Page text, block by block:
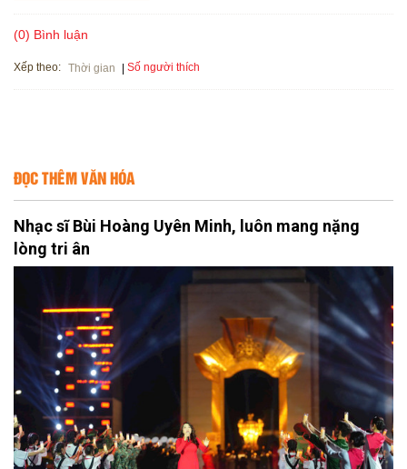
(0) Bình luận
Xếp theo: Thời gian Số người thích
ĐỌC THÊM VĂN HÓA
Nhạc sĩ Bùi Hoàng Uyên Minh, luôn mang nặng
lòng tri ân